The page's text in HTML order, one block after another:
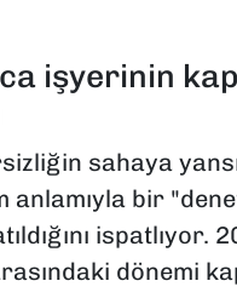
işyerinin
sahaya
anlamıyla bir
ispatlıyor.
dönemi